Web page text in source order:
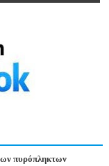
πυρόπληκτων